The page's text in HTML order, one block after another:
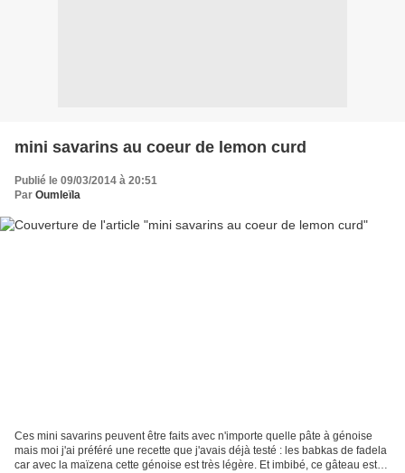
mini savarins au coeur de lemon curd
Publié le 09/03/2014 à 20:51
Par Oumleïla
Ces mini savarins peuvent être faits avec n'importe quelle pâte à génoise
mais moi j'ai préféré une recette que j'avais déjà testé : les babkas de fadela
car avec la maïzena cette génoise est très légère. Et imbibé, ce gâteau est